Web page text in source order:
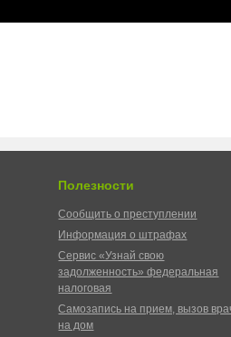
Полезности
Сообщить о преступлении
Информация о штрафах
Сервис «Узнай свою
задолженность» федеральная
налоговая
Самозапись на прием, вызов
на дом